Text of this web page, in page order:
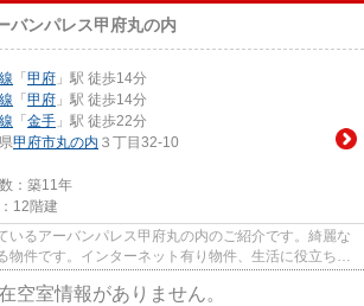
バンパレス甲府丸の内
「 甲府 」駅 徒歩14分
「 甲府 」駅 徒歩14分
「 金手 」駅 徒歩22分
甲府市丸の内 ３丁目32-10
：築11年
12階建
いるアーバンパレス甲府丸の内のご紹介です。綺麗な
物件です。インターネット有り物件、生活に役立ち調
空室情報がありません。